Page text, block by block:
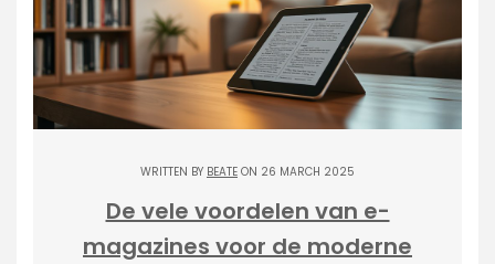
WRITTEN BY BEATE ON 26 MARCH 2025
De vele voordelen van e-
magazines voor de moderne